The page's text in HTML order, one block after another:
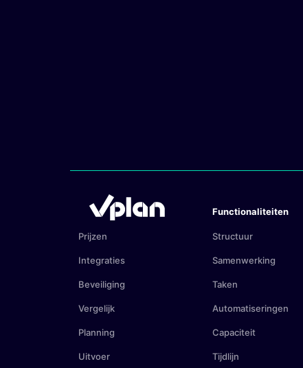
Prijzen
Integraties
Beveiliging
Vergelijk
Planning
Uitvoer
Functionaliteiten
Structuur
Samenwerking
Taken
Automatiseringen
Capaciteit
Tijdlijn